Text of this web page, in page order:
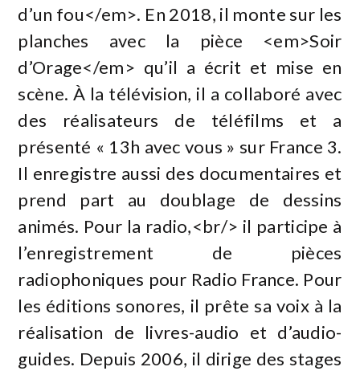
d’un fou</em>. En 2018, il monte sur les
planches avec la pièce <em>Soir
d’Orage</em> qu’il a écrit et mise en
scène. À la télévision, il a collaboré avec
des réalisateurs de téléfilms et a
présenté « 13h avec vous » sur France 3.
Il enregistre aussi des documentaires et
prend part au doublage de dessins
animés. Pour la radio,<br/> il participe à
l’enregistrement de pièces
radiophoniques pour Radio France. Pour
les éditions sonores, il prête sa voix à la
réalisation de livres-audio et d’audio-
guides. Depuis 2006, il dirige des stages